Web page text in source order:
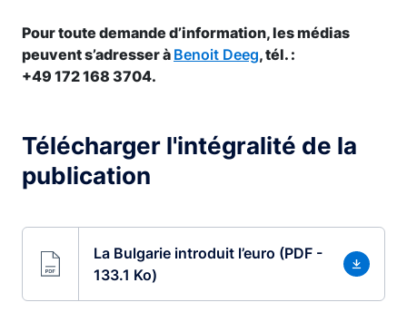
Pour toute demande d’information, les médias
peuvent s’adresser à Benoit Deeg, tél. :
+49 172 168 3704.
Télécharger l'intégralité de la
publication
La Bulgarie introduit l’euro (PDF -
133.1 Ko)